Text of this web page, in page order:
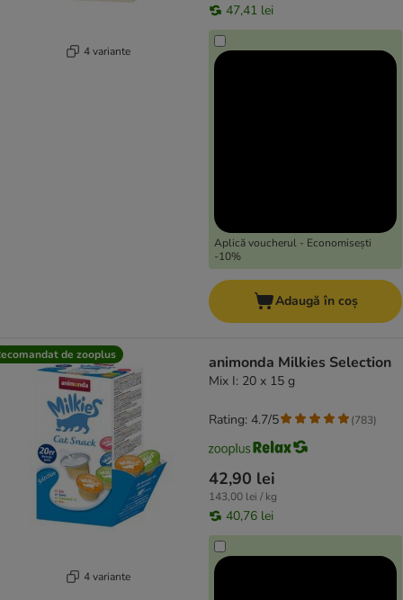
4 variante
47,41 lei
Aplică voucherul - Economisești
-10%
Adaugă în coș
de zooplus
4 variante
animonda Milkies Selection
Mix I: 20 x 15 g
42,90 lei
143,00 lei / kg
40,76 lei
Rating: 4.7/5 (783)